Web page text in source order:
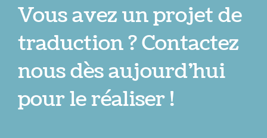
Vous avez un projet de
traduction ? Contactez
nous dès aujourd’hui
pour le réaliser !